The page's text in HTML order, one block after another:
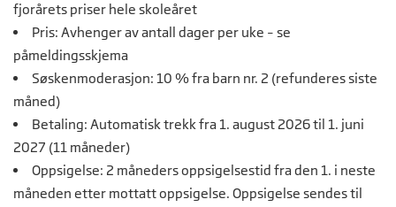
fjorårets priser hele skoleåret
Pris: Avhenger av antall dager per uke – se
påmeldingsskjema
Søskenmoderasjon: 10 % fra barn nr. 2 (refunderes siste
måned)
Betaling: Automatisk trekk fra 1. august 2026 til 1. juni
2027 (11 måneder)
Oppsigelse: 2 måneders oppsigelsestid fra den 1. i neste
måneden etter mottatt oppsigelse. Oppsigelse sendes til